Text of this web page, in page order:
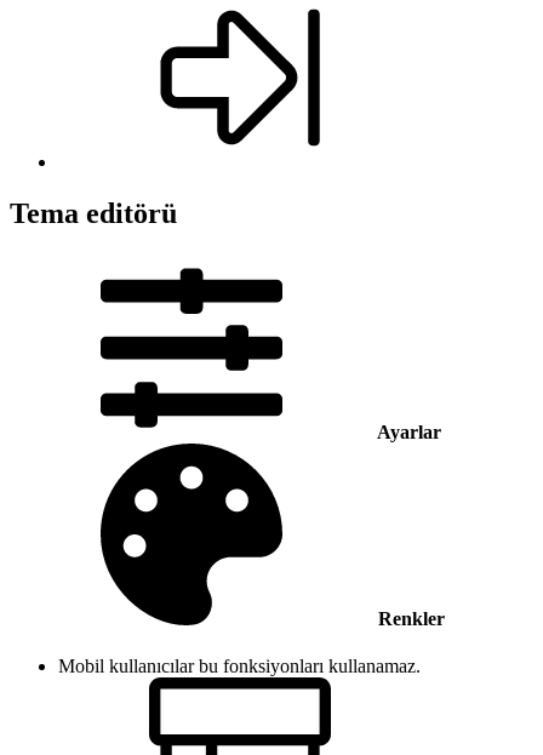
Tema editörü
Ayarlar
Renkler
Mobil kullanıcılar bu fonksiyonları kullanamaz.